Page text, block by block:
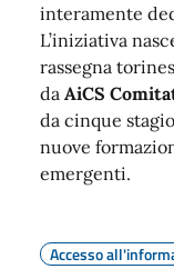
interamente
L’iniziativa
rassegna
da AiCS
da cinque
nuove
emergenti.
Accesso